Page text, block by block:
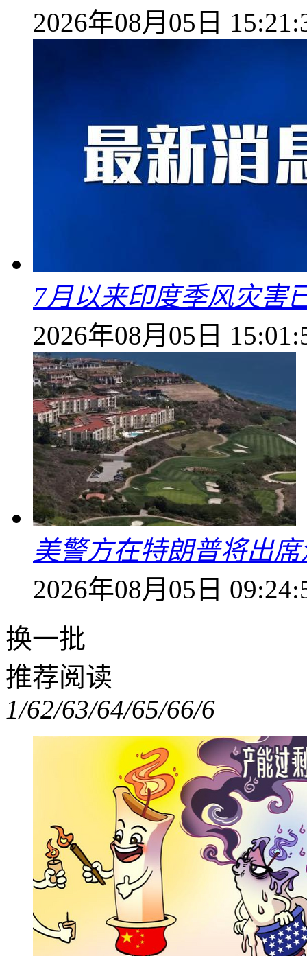
2026年08月05日
7月以来印度季风灾害
2026年08月05日
美警方在特朗普将出
2026年08月05日
换一批
推荐阅读
1/62/63/64/65/66/6